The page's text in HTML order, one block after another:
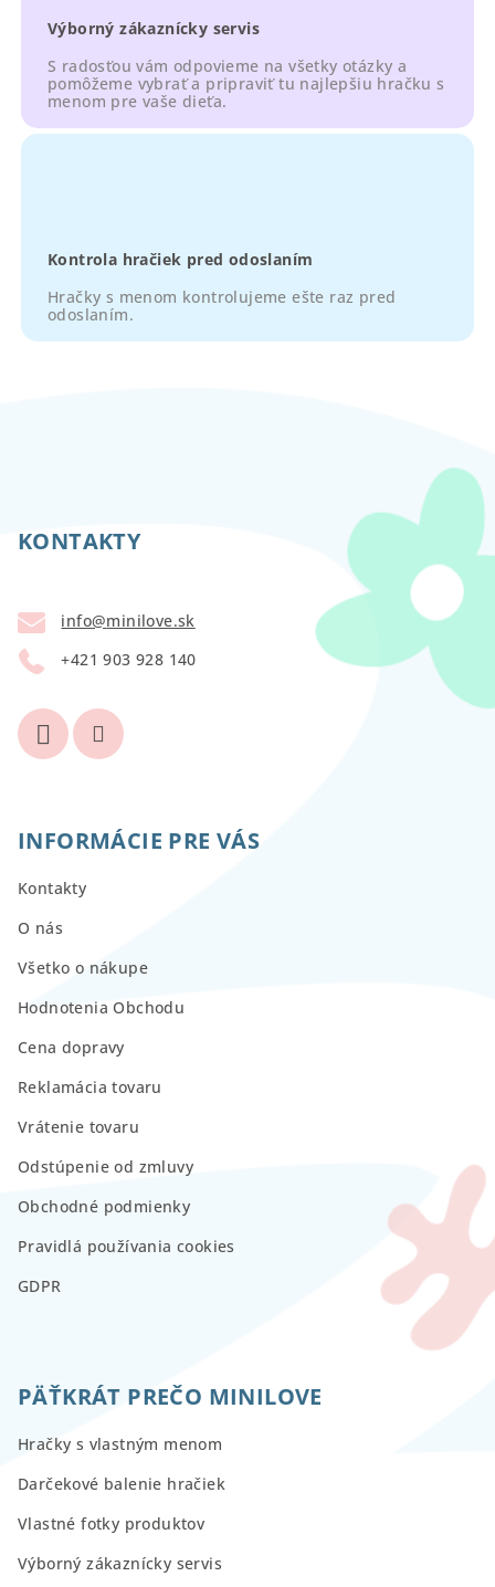
Výborný zákaznícky servis
S radosťou vám odpovieme na všetky otázky a
pomôžeme vybrať a pripraviť tu najlepšiu hračku s
menom pre vaše dieťa.
Kontrola hračiek pred odoslaním
Hračky s menom kontrolujeme ešte raz pred
odoslaním.
KONTAKTY
info@minilove.sk
+421 903 928 140
INFORMÁCIE PRE VÁS
Kontakty
O nás
Všetko o nákupe
Hodnotenia Obchodu
Cena dopravy
Reklamácia tovaru
Vrátenie tovaru
Odstúpenie od zmluvy
Obchodné podmienky
Pravidlá používania cookies
GDPR
PÄŤKRÁT PREČO MINILOVE
Hračky s vlastným menom
Darčekové balenie hračiek
Vlastné fotky produktov
Výborný zákaznícky servis